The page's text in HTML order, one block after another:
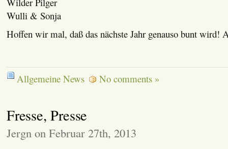
Wulli & Sonja
Hoffen wir mal, daß das nächste Jahr genauso bunt wird!
Allgemeine News No comments »
Fresse, Presse
Jergn on Februar 27th, 2013